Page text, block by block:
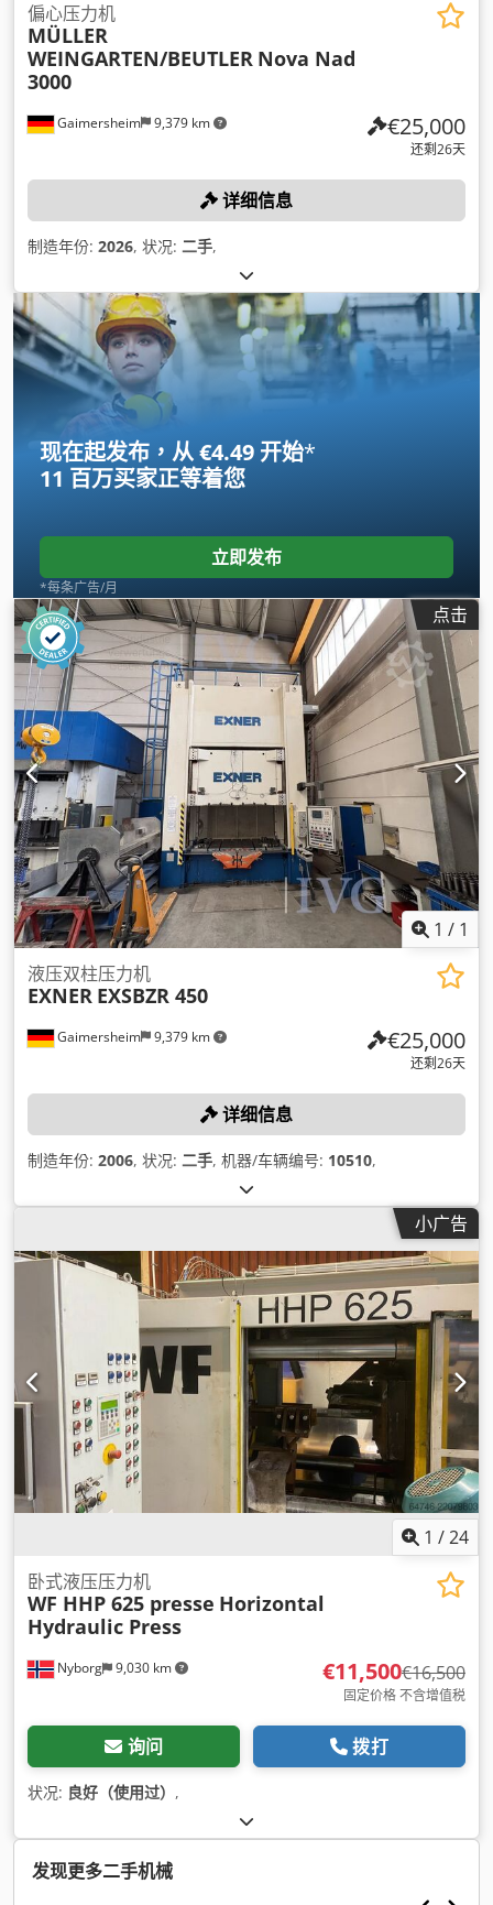
Gaimersheim 9,379 km
偏心压力机
MÜLLER
WEINGARTEN/BEUTLER Nova Nad
3000
€25,000
还剩26天
详细信息
制造年份: 2026, 状况: 二手,
现在起发布，从 €4.49 开始*
11 百万买家正等着您
立即发布
*每条广告/月
点击
1 / 1
Gaimersheim 9,379 km
液压双柱压力机
EXNER EXSBZR 450
€25,000
还剩26天
详细信息
制造年份: 2006, 状况: 二手, 机器/车辆编号: 10510,
小广告
1 /24
Nyborg 9,030 km
卧式液压压力机
WF HHP 625 presse Horizontal
Hydraulic Press
€11,500€16,500
固定价格 不含增值税
询问 拨打
状况: 良好（使用过） ,
发现更多二手机械